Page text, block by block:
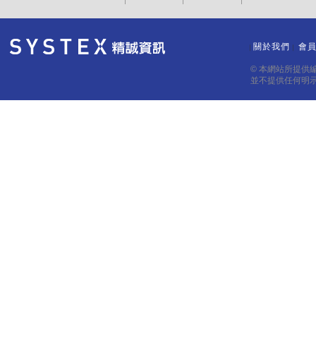
關於我們 會
© 本網站所提供
並不提供任何明